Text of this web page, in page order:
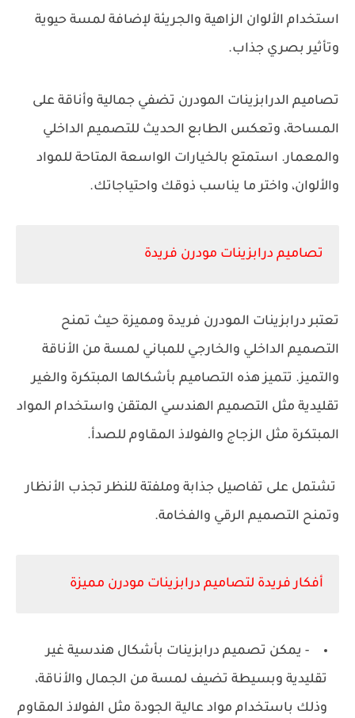
استخدام الألوان الزاهية والجريئة لإضافة لمسة حيوية
وتأثير بصري جذاب.
تصاميم الدرابزينات المودرن تضفي جمالية وأناقة على
المساحة، وتعكس الطابع الحديث للتصميم الداخلي
والمعمار. استمتع بالخيارات الواسعة المتاحة للمواد
والألوان، واختر ما يناسب ذوقك واحتياجاتك.
تصاميم درابزينات مودرن فريدة
تعتبر درابزينات المودرن فريدة ومميزة حيث تمنح
التصميم الداخلي والخارجي للمباني لمسة من الأناقة
والتميز. تتميز هذه التصاميم بأشكالها المبتكرة والغير
تقليدية مثل التصميم الهندسي المتقن واستخدام المواد
المبتكرة مثل الزجاج والفولاذ المقاوم للصدأ.
تشتمل على تفاصيل جذابة وملفتة للنظر تجذب الأنظار
وتمنح التصميم الرقي والفخامة.
أفكار فريدة لتصاميم درابزينات مودرن مميزة
- يمكن تصميم درابزينات بأشكال هندسية غير
تقليدية وبسيطة تضيف لمسة من الجمال والأناقة،
وذلك باستخدام مواد عالية الجودة مثل الفولاذ المقاوم